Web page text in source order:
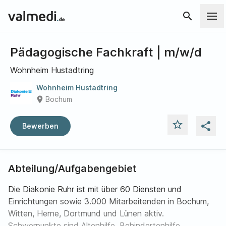
search
Pädagogische Fachkraft | m/w/d
Wohnheim Hustadtring
Wohnheim Hustadtring
place Bochum
Bewerben star_outline share
Abteilung/Aufgabengebiet
Die Diakonie Ruhr ist mit über 60 Diensten und
Einrichtungen sowie 3.000 Mitarbeitenden in Bochum,
Witten, Herne, Dortmund und Lünen aktiv.